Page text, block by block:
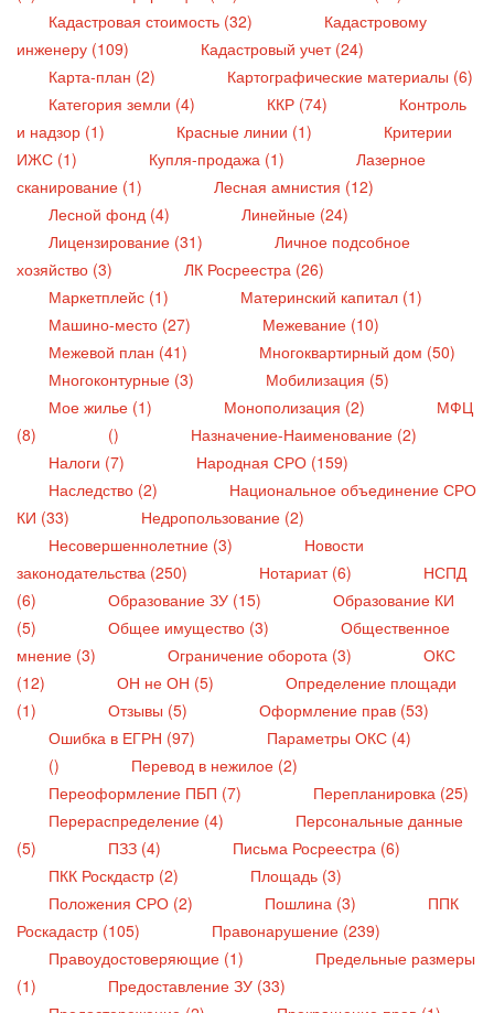
Кадастровая стоимость (32)
Кадастровому
инженеру (109)
Кадастровый учет (24)
Карта-план (2)
Картографические материалы (6)
Категория земли (4)
ККР (74)
Контроль
и надзор (1)
Красные линии (1)
Критерии
ИЖС (1)
Купля-продажа (1)
Лазерное
сканирование (1)
Лесная амнистия (12)
Лесной фонд (4)
Линейные (24)
Лицензирование (31)
Личное подсобное
хозяйство (3)
ЛК Росреестра (26)
Маркетплейс (1)
Материнский капитал (1)
Машино-место (27)
Межевание (10)
Межевой план (41)
Многоквартирный дом (50)
Многоконтурные (3)
Мобилизация (5)
Мое жилье (1)
Монополизация (2)
МФЦ
(8)
()
Назначение-Наименование (2)
Налоги (7)
Народная СРО (159)
Наследство (2)
Национальное объединение СРО
КИ (33)
Недропользование (2)
Несовершеннолетние (3)
Новости
законодательства (250)
Нотариат (6)
НСПД
(6)
Образование ЗУ (15)
Образование КИ
(5)
Общее имущество (3)
Общественное
мнение (3)
Ограничение оборота (3)
ОКС
(12)
ОН не ОН (5)
Определение площади
(1)
Отзывы (5)
Оформление прав (53)
Ошибка в ЕГРН (97)
Параметры ОКС (4)
()
Перевод в нежилое (2)
Переоформление ПБП (7)
Перепланировка (25)
Перераспределение (4)
Персональные данные
(5)
ПЗЗ (4)
Письма Росреестра (6)
ПКК Роскдастр (2)
Площадь (3)
Положения СРО (2)
Пошлина (3)
ППК
Роскадастр (105)
Правонарушение (239)
Правоудостоверяющие (1)
Предельные размеры
(1)
Предоставление ЗУ (33)